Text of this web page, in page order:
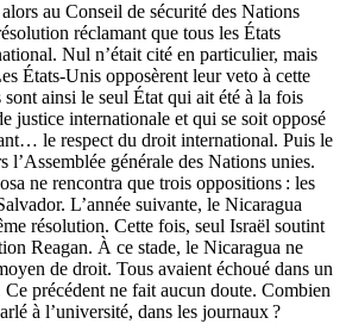
au Conseil de sécurité des Nations
réclamant que tous les États
Nul n’était cité en particulier, mais
États-Unis opposèrent leur veto à cette
ainsi le seul État qui ait été à la fois
justice internationale et qui se soit opposé
le respect du droit international. Puis le
l’Assemblée générale des Nations unies.
ne rencontra que trois oppositions : les
L’année suivante, le Nicaragua
résolution. Cette fois, seul Israël soutint
Reagan. À ce stade, le Nicaragua ne
de droit. Tous avaient échoué dans un
précédent ne fait aucun doute. Combien
à l’université, dans les journaux ?